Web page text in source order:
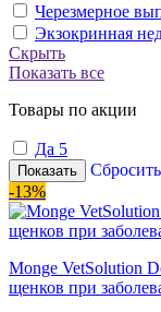
Черезмерное
Экзокринная
Скрыть
Показать все
Товары по акции
Да 5
Показать
Сбросить
-13%
Monge VetSolution
щенков при